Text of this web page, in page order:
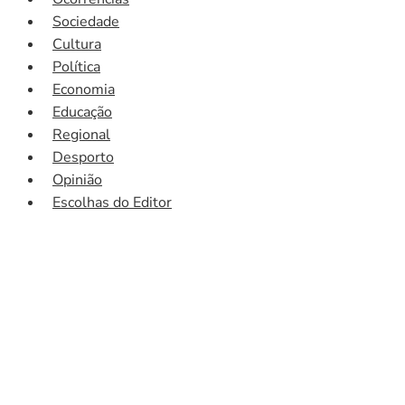
Sociedade
Cultura
Política
Economia
Educação
Regional
Desporto
Opinião
Escolhas do Editor